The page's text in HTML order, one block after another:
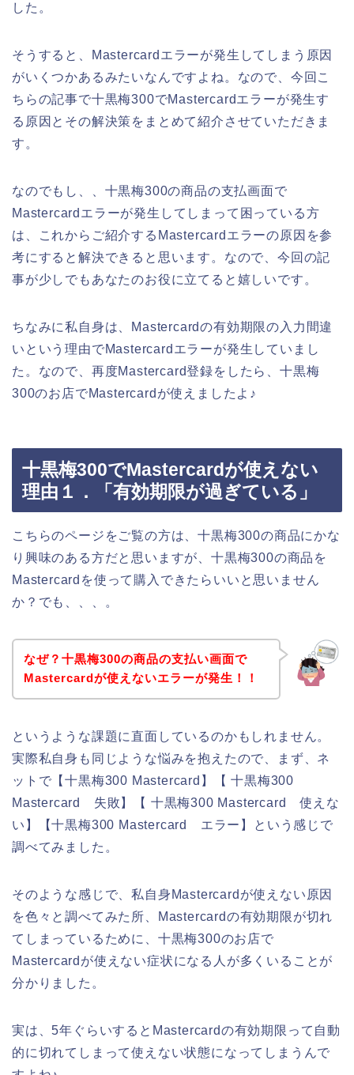
した。
そうすると、Mastercardエラーが発生してしまう原因
がいくつかあるみたいなんですよね。なので、今回こ
ちらの記事で十黒梅300でMastercardエラーが発生す
る原因とその解決策をまとめて紹介させていただきま
す。
なのでもし、、十黒梅300の商品の支払画面で
Mastercardエラーが発生してしまって困っている方
は、これからご紹介するMastercardエラーの原因を参
考にすると解決できると思います。なので、今回の記
事が少しでもあなたのお役に立てると嬉しいです。
ちなみに私自身は、Mastercardの有効期限の入力間違
いという理由でMastercardエラーが発生していまし
た。なので、再度Mastercard登録をしたら、十黒梅
300のお店でMastercardが使えましたよ♪
十黒梅300でMastercardが使えない
理由１．「有効期限が過ぎている」
こちらのページをご覧の方は、十黒梅300の商品にかな
り興味のある方だと思いますが、十黒梅300の商品を
Mastercardを使って購入できたらいいと思いません
か？でも、、、。
なぜ？十黒梅300の商品の支払い画面で
Mastercardが使えないエラーが発生！！
というような課題に直面しているのかもしれません。
実際私自身も同じような悩みを抱えたので、まず、ネ
ットで【十黒梅300 Mastercard】【 十黒梅300
Mastercard 失敗】【 十黒梅300 Mastercard 使えな
い】【十黒梅300 Mastercard エラー】という感じで
調べてみました。
そのような感じで、私自身Mastercardが使えない原因
を色々と調べてみた所、Mastercardの有効期限が切れ
てしまっているために、十黒梅300のお店で
Mastercardが使えない症状になる人が多くいることが
分かりました。
実は、5年ぐらいするとMastercardの有効期限って自動
的に切れてしまって使えない状態になってしまうんで